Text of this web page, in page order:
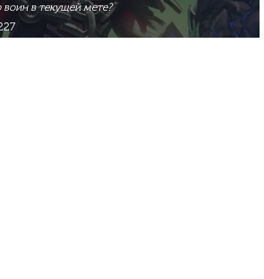
в текущей мете?